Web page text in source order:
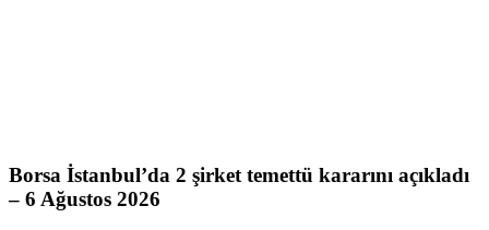
Borsa İstanbul’da 2 şirket temettü kararını açıkladı
– 6 Ağustos 2026